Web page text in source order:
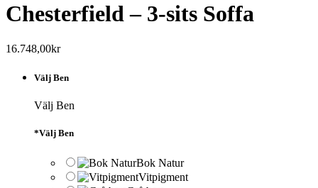
Chesterfield – 3-sits Soffa
16.748,00kr
Välj Ben
Välj Ben
*Välj Ben
Bok Natur
Vitpigment